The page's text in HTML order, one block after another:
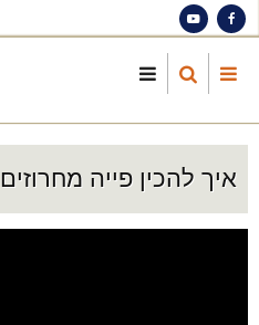
איך להכין פייה מחרוזים ?